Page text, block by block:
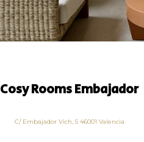
Cosy Rooms Embajador
C/ Embajador Vich, 5 46001 Valencia